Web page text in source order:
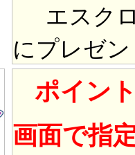
エスク
にプレゼ
ポイン
画面で指